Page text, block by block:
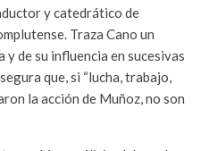
y catedrático de
Traza Cano un
de su influencia en sucesivas
que, si “lucha, trabajo,
la acción de Muñoz, no son